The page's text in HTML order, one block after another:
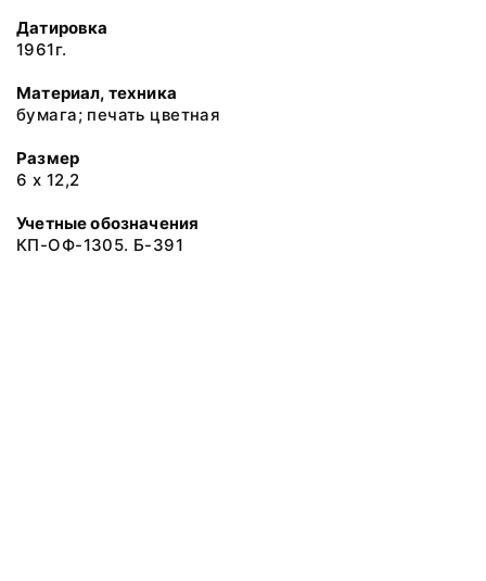
Датировка
1961г.
Материал, техника
бумага; печать цветная
Размер
6 х 12,2
Учетные обозначения
КП-ОФ-1305. Б-391